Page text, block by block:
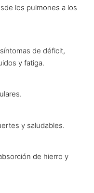
los pulmones a los
de déficit,
y fatiga.
y saludables.
de hierro y